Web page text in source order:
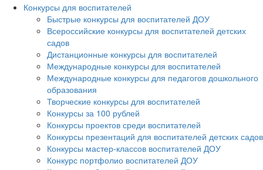
Конкурсы для воспитателей
Быстрые конкурсы для воспитателей ДОУ
Всероссийские конкурсы для воспитателей детских
садов
Дистанционные конкурсы для воспитателей
Международные конкурсы для воспитателей
Международные конкурсы для педагогов дошкольного
образования
Творческие конкурсы для воспитателей
Конкурсы за 100 рублей
Конкурсы проектов среди воспитателей
Конкурсы презентаций для воспитателей детских садов
Конкурсы мастер-классов воспитателей ДОУ
Конкурс портфолио воспитателей ДОУ